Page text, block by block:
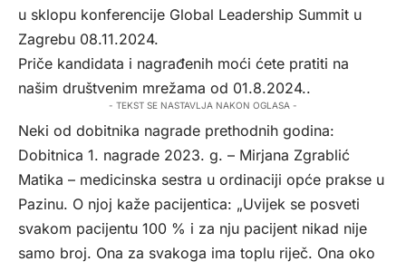
u sklopu konferencije Global Leadership Summit u
Zagrebu 08.11.2024.
Priče kandidata i nagrađenih moći ćete pratiti na
našim društvenim mrežama od 01.8.2024..
- TEKST SE NASTAVLJA NAKON OGLASA -
Neki od dobitnika nagrade prethodnih godina:
Dobitnica 1. nagrade 2023. g. – Mirjana Zgrablić
Matika – medicinska sestra u ordinaciji opće prakse u
Pazinu. O njoj kaže pacijentica: „Uvijek se posveti
svakom pacijentu 100 % i za nju pacijent nikad nije
samo broj. Ona za svakoga ima toplu riječ. Ona oko